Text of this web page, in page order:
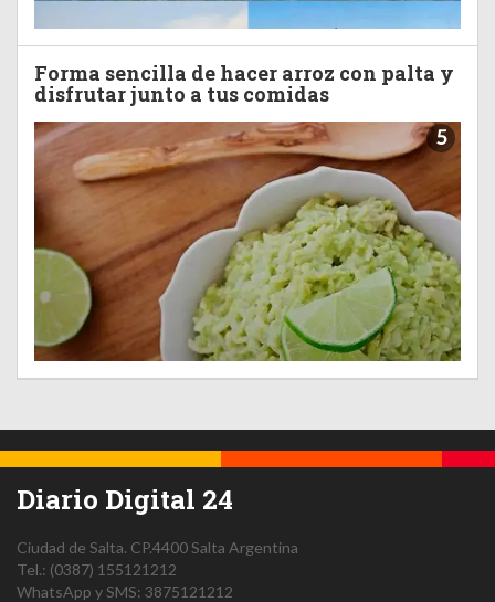
Forma sencilla de hacer arroz con palta y
disfrutar junto a tus comidas
5
Diario Digital 24
Ciudad de Salta. CP.4400Salta Argentina
Tel.: (0387) 155121212
WhatsApp y SMS: 3875121212